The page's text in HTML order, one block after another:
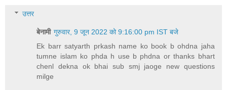
उत्तर
बेनामी गुरुवार, 9 जून 2022 को 9:16:00 pm IST बजे
Ek barr satyarth prkash name ko book b ohdna jaha
tumne islam ko phda h use b phdna or thanks bhart
chenl dekna ok bhai sub smj jaoge new questions
milge